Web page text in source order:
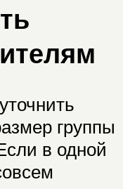
группы
в одной